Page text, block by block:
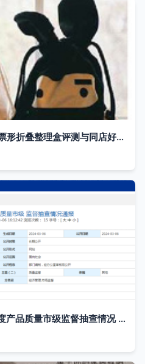
精巧收纳新选择 JaRon 邮票形折叠整理盒评测与同店好物推荐
江苏省宜兴市通报2023年度产品质量市级监督抽查情况 日用杂品质量整体平稳